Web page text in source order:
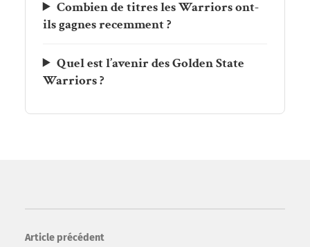
Combien de titres les Warriors ont-
ils gagnes recemment ?
Quel est l’avenir des Golden State
Warriors ?
Article précédent